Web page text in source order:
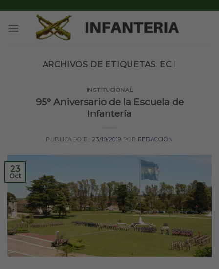
content
ARCHIVOS DE ETIQUETAS: EC I
INSTITUCIONAL
95° Aniversario de la Escuela de
Infantería
PUBLICADO EL 23/10/2019 POR REDACCIÓN
23
Oct